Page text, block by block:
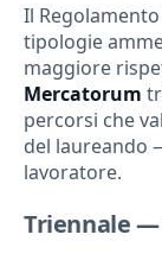
Il
tipologie
maggiore
Mercatorum
percorsi che
del laureando
lavoratore.
Triennale —